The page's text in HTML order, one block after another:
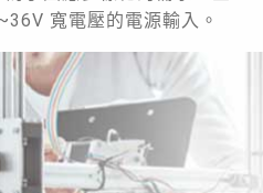
寬電壓的電源輸入。